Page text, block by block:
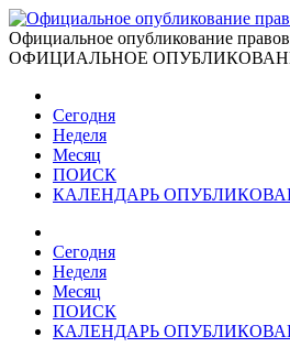
Официальное опубликование
ОФИЦИАЛЬНОЕ
Сегодня
Неделя
Месяц
ПОИСК
КАЛЕНДАРЬ
Сегодня
Неделя
Месяц
ПОИСК
КАЛЕНДАРЬ